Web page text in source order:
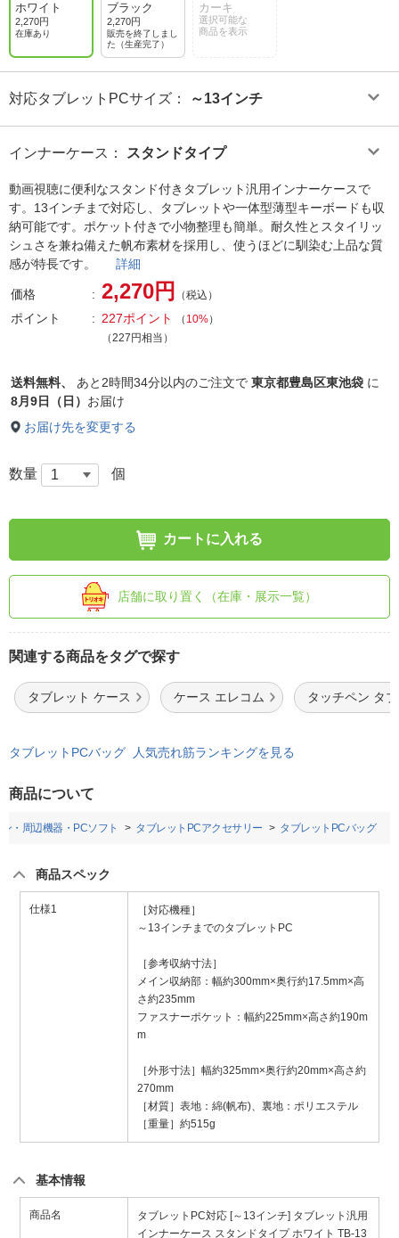
ホワイト
2,270円
在庫あり
ブラック
2,270円
販売を終了しまし
た（生産完了）
カーキ
選択可能な
商品を表示
対応タブレットPCサイズ ： ～13インチ
インナーケース ： スタンドタイプ
動画視聴に便利なスタンド付きタブレット汎用インナーケースで
す。13インチまで対応し、タブレットや一体型薄型キーボードも収
納可能です。ポケット付きで小物整理も簡単。耐久性とスタイリッ
シュさを兼ね備えた帆布素材を採用し、使うほどに馴染む上品な質
感が特長です。 詳細
価格 2,270円 （税込）
ポイント 227ポイント （ 10%）
（227円相当）
送料無料、 あと 2時間34分以内のご注文で 東京都豊島区東池袋 に
8月9日（日） お届け
お届け先を変更する
数量 個
カートに入れる
店舗に取り置く（在庫・展示一覧）
関連する商品をタグで探す
タブレット ケース ケース エレコム タッチペン タ
タブレットPCバッグ 人気売れ筋ランキングを見る
商品について
・周辺機器・PCソフト タブレットPCアクセサリー タブレットPCバッグ
商品スペック
仕様1
［対応機種］
～13インチまでのタブレットPC
［参考収納寸法］
メイン収納部：幅約300mm×奥行約17.5mm×高
さ約235mm
ファスナーポケット：幅約225mm×高さ約190m
m
［外形寸法］幅約325mm×奥行約20mm×高さ約
270mm
［材質］表地：綿(帆布)、裏地：ポリエステル
［重量］約515g
基本情報
商品名
タブレットPC対応 [～13インチ] タブレット汎用
インナーケース スタンドタイプ ホワイト TB-13